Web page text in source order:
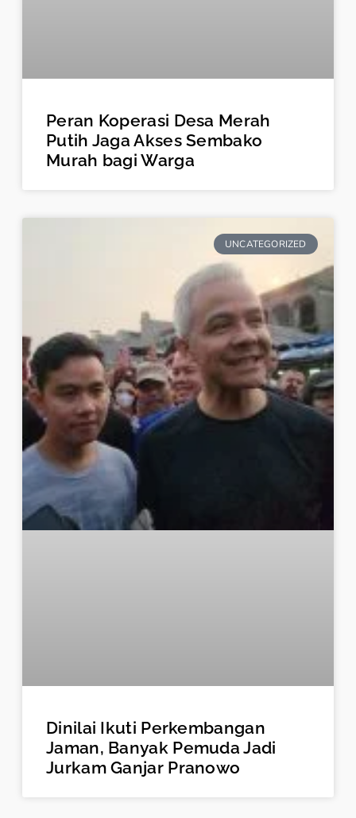
Peran Koperasi Desa Merah
Putih Jaga Akses Sembako
Murah bagi Warga
UNCATEGORIZED
Dinilai Ikuti Perkembangan
Jaman, Banyak Pemuda Jadi
Jurkam Ganjar Pranowo